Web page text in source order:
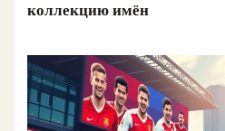
коллекцию имён